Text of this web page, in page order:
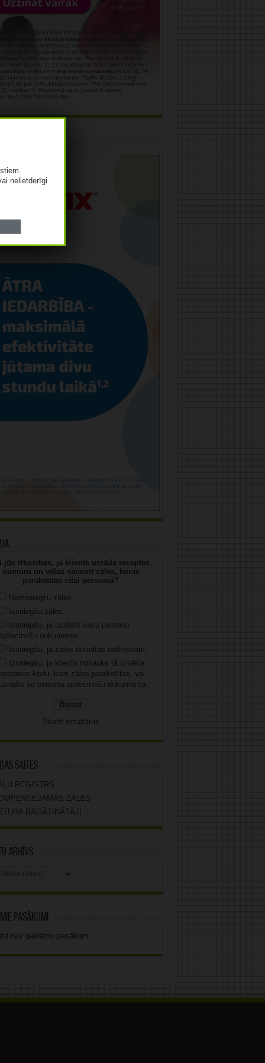
jūs rīkosities, ja klients uzrāda receptes
numuru un vēlas saņemt zāles, kuras
parakstītas citai personai?
Neizsniegšu zāles.
Izsniegšu zāles.
Izsniegšu, ja uzrādīs savu personu
dokumentu.
Izsniegšu, ja zāles domātas radiniekam.
Izsniegšu, ja klients nosauks tā cilvēka
kodu, kam zāles parakstītas, vai
šo personu apliecinošu dokumentu.
Skatīt rezultātus
saites
REĢISTRS
ZĀLES
BAGĀTINĀTĀJI
arhīvs
pasākumi
nav gaidāmo pasākumi.
nelietderīgi